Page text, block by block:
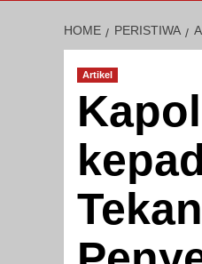
HOME PERISTIWA
Artikel